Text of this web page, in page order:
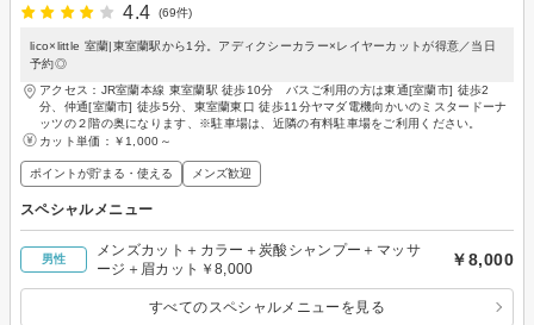
4.4
(69件)
lico×little 室蘭|東室蘭駅から1分。アディクシーカラー×レイヤーカットが得意／当日
予約◎
アクセス：JR室蘭本線 東室蘭駅 徒歩10分 バスご利用の方は東通[室蘭市] 徒歩2
分、仲通[室蘭市] 徒歩5分、東室蘭東口 徒歩11分ヤマダ電機向かいのミスタードーナ
ッツの２階の奥になります、※駐車場は、近隣の有料駐車場をご利用ください。
カット単価： ￥1,000～
ポイントが貯まる・使える メンズ歓迎
スペシャルメニュー
男性
メンズカット＋カラー＋炭酸シャンプー＋マッサ
ージ＋眉カット￥8,000
￥8,000
すべてのスペシャルメニューを見る